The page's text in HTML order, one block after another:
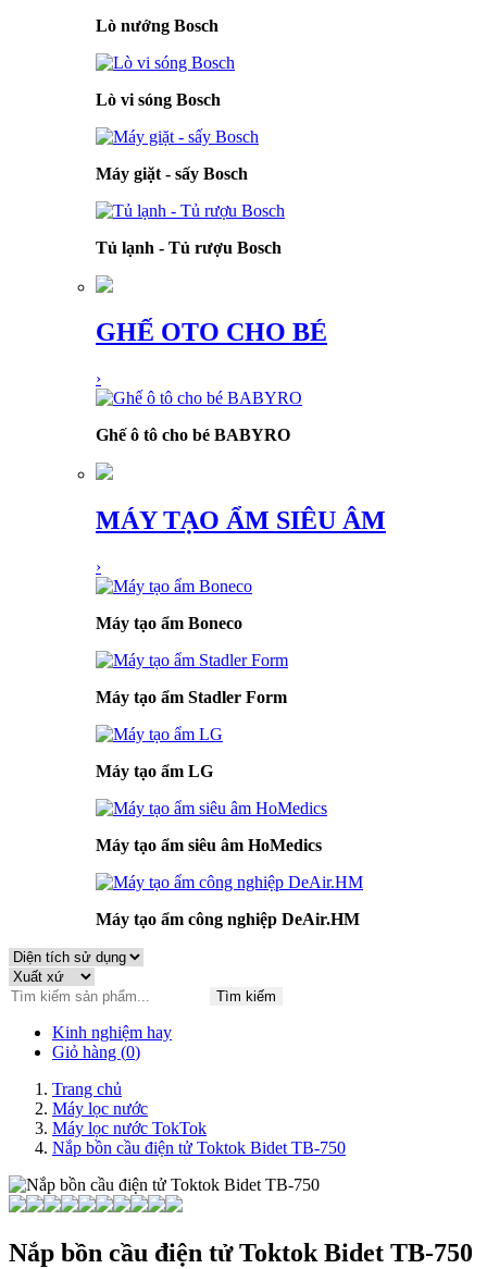
Lò nướng Bosch
Lò vi sóng Bosch
Máy giặt - sấy Bosch
Tủ lạnh - Tủ rượu Bosch
GHẾ OTO CHO BÉ
›
Ghế ô tô cho bé BABYRO
MÁY TẠO ẨM SIÊU ÂM
›
Máy tạo ẩm Boneco
Máy tạo ẩm Stadler Form
Máy tạo ẩm LG
Máy tạo ẩm siêu âm HoMedics
Máy tạo ẩm công nghiệp DeAir.HM
Tìm kiếm
Kinh nghiệm hay
Giỏ hàng (0)
Trang chủ
Máy lọc nước
Máy lọc nước TokTok
Nắp bồn cầu điện tử Toktok Bidet TB-750
Nắp bồn cầu điện tử Toktok Bidet TB-750